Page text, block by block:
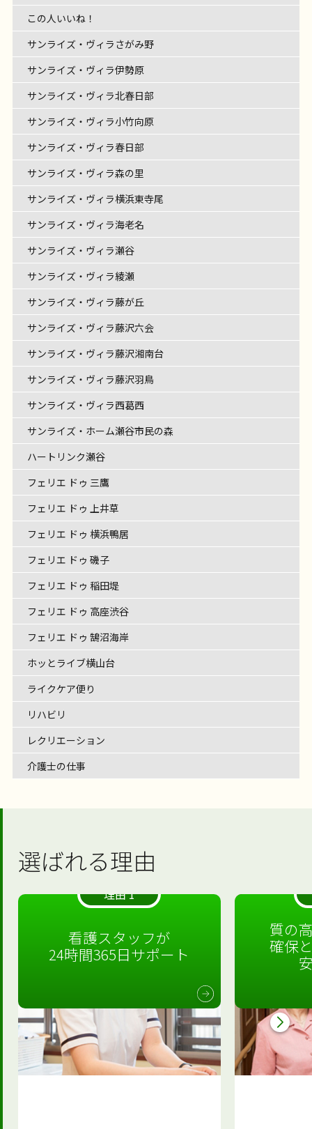
この人いいね！
サンライズ・ヴィラさがみ野
サンライズ・ヴィラ伊勢原
サンライズ・ヴィラ北春日部
サンライズ・ヴィラ小竹向原
サンライズ・ヴィラ春日部
サンライズ・ヴィラ森の里
サンライズ・ヴィラ横浜東寺尾
サンライズ・ヴィラ海老名
サンライズ・ヴィラ瀬谷
サンライズ・ヴィラ綾瀬
サンライズ・ヴィラ藤が丘
サンライズ・ヴィラ藤沢六会
サンライズ・ヴィラ藤沢湘南台
サンライズ・ヴィラ藤沢羽鳥
サンライズ・ヴィラ西葛西
サンライズ・ホーム瀬谷市民の森
ハートリンク瀬谷
フェリエ ドゥ 三鷹
フェリエ ドゥ 上井草
フェリエ ドゥ 横浜鴨居
フェリエ ドゥ 磯子
フェリエ ドゥ 稲田堤
フェリエ ドゥ 高座渋谷
フェリエ ドゥ 鵠沼海岸
ホッとライブ横山台
ライクケア便り
リハビリ
レクリエーション
介護士の仕事
選ばれる理由
理由 1
看護スタッフが
24時間365日サポート
質の
確保